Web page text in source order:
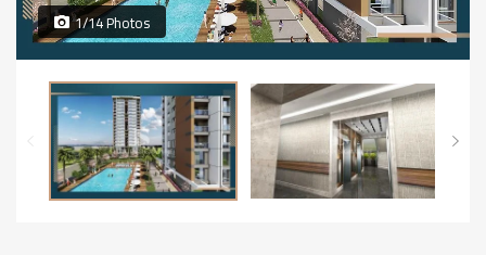
1/14 Photos